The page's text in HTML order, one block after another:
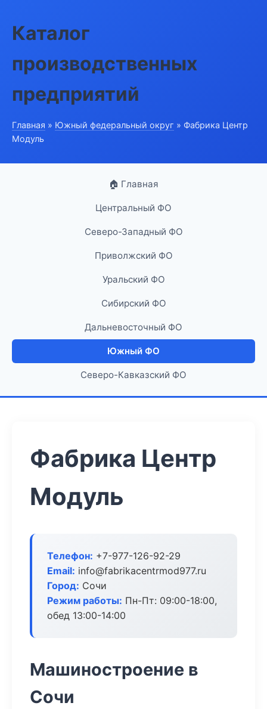
Каталог
производственных
предприятий
Главная » Южный федеральный округ » Фабрика Центр
Модуль
🏠 Главная
Центральный ФО
Северо-Западный ФО
Приволжский ФО
Уральский ФО
Сибирский ФО
Дальневосточный ФО
Южный ФО
Северо-Кавказский ФО
Фабрика Центр
Модуль
Телефон: +7-977-126-92-29
Email: info@fabrikacentrmod977.ru
Город: Сочи
Режим работы: Пн-Пт: 09:00-18:00,
обед 13:00-14:00
Машиностроение в
Сочи